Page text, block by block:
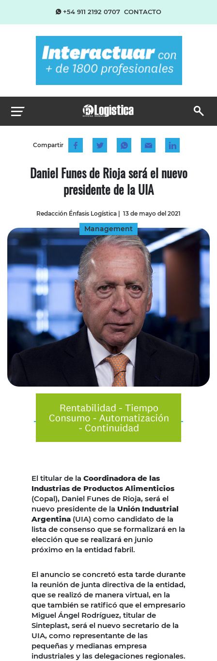
+54 911 2192 0707 CONTACTO
Compartir
Daniel Funes de Rioja será el nuevo
presidente de la UIA
Redacción Énfasis Logística | 13 de mayo del 2021
Management
El titular de la Coordinadora de las
Industrias de Productos Alimenticios
(Copal), Daniel Funes de Rioja, será el
nuevo presidente de la Unión Industrial
Argentina (UIA) como candidato de la
lista de consenso que se formalizará en la
elección que se realizará en junio
próximo en la entidad fabril.
El anuncio se concretó esta tarde durante
la reunión de junta directiva de la entidad,
que se realizó de manera virtual, en la
que también se ratificó que el empresario
Miguel Ángel Rodríguez, titular de
Sinteplast, será el nuevo secretario de la
UIA, como representante de las
pequeñas y medianas empresa
industriales y las delegaciones regionales.